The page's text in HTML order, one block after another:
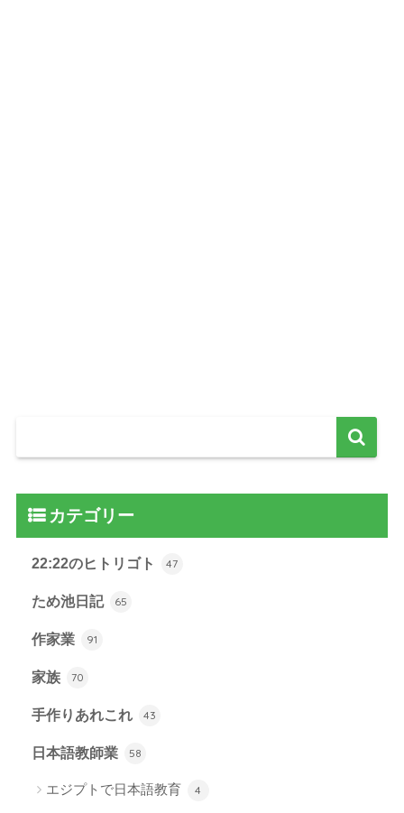
カテゴリー
22:22のヒトリゴト 47
ため池日記 65
作家業 91
家族 70
手作りあれこれ 43
日本語教師業 58
エジプトで日本語教育 4